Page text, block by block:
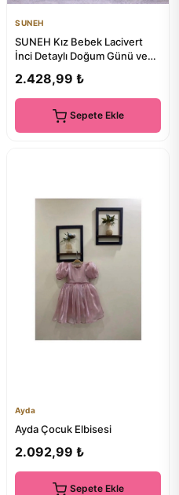
SUNEH
SUNEH Kız Bebek Lacivert
İnci Detaylı Doğum Günü ve
2.428,99 ₺
Sepete Ekle
Ayda
Ayda Çocuk Elbisesi
2.092,99 ₺
Sepete Ekle